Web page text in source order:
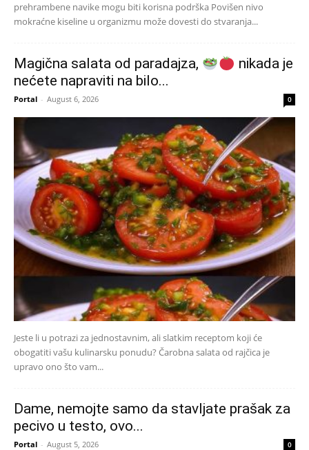
prehrambene navike mogu biti korisna podrška Povišen nivo
mokraćne kiseline u organizmu može dovesti do stvaranja...
Magična salata od paradajza,
nikada je
nećete napraviti na bilo...
Portal - August 6, 2026 0
Jeste li u potrazi za jednostavnim, ali slatkim receptom koji će
obogatiti vašu kulinarsku ponudu? Čarobna salata od rajčica je
upravo ono što vam...
Dame, nemojte samo da stavljate prašak za
pecivo u testo, ovo...
Portal - August 5, 2026 0